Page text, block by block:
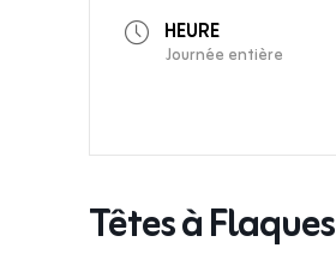
HEURE
Journée entière
Têtes à Flaques